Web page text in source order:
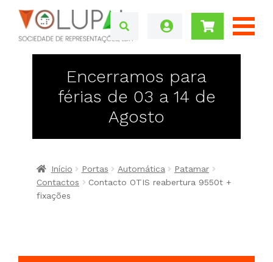
Encerramos para
férias de 03 a 14 de
Agosto
Início Portas Automática
Patamar
Contactos
Contacto OTIS reabertura 9550t +
fixações